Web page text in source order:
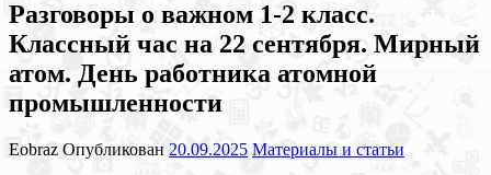
Разговоры о важном 1-2 класс.
Классный час на 22 сентября. Мирный
атом. День работника атомной
промышленности
Eobraz Опубликован 20.09.2025 Материалы и статьи